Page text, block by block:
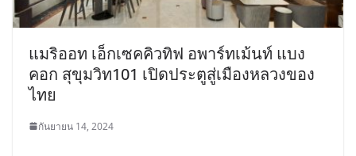
แมริออท เอ็กเซคคิวทิฟ อพาร์ทเม้นท์ แบง
คอก สุขุมวิท101 เปิดประตูสู่เมืองหลวงของ
ไทย
กันยายน 14, 2024